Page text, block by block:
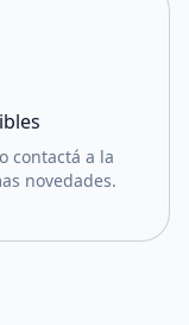
contactá a la
novedades.